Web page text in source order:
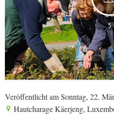
5
Veröffentlicht am Sonntag, 22.
Hautcharage Käerjeng,